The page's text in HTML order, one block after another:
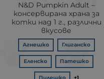
N&D Pumpkin Adult –
консервирана храна за
котки над 1 г., различни
вкусове
Агнешко Глиганско
Еленско Патешко